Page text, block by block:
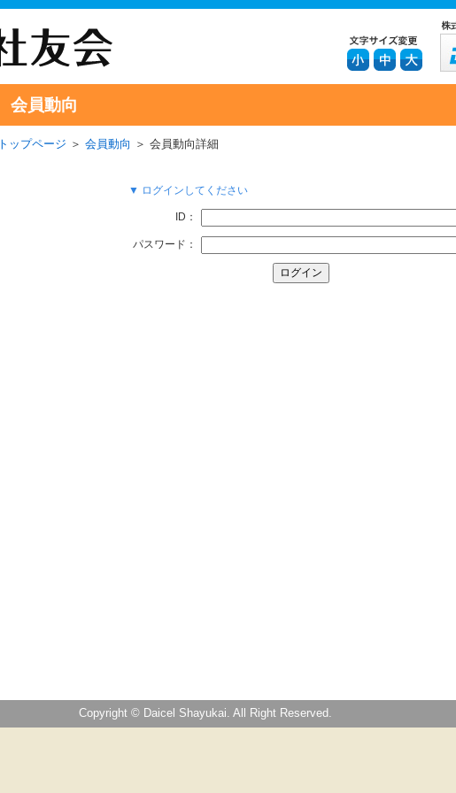
会員動向
トップページ ＞ 会員動向 ＞ 会員動向詳細
▼ ログインしてください
ID：
パスワード：
Copyright © Daicel Shayukai. All Right Reserved.